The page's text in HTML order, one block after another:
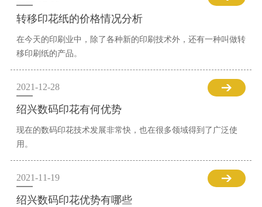
转移印花纸的价格情况分析
在今天的印刷业中，除了各种新的印刷技术外，还有一种叫做转
移印刷纸的产品。
2021-12-28
绍兴数码印花有何优势
现在的数码印花技术发展非常快，也在很多领域得到了广泛使
用。
2021-11-19
绍兴数码印花优势有哪些